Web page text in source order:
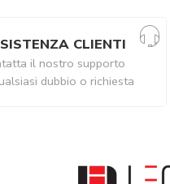
CLIENTI
il nostro supporto
dubbio o richiesta